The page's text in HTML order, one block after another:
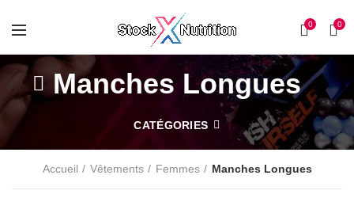
0 0
Manches Longues
CATÉGORIES
Accueil Vêtements Femmes Manches Longues